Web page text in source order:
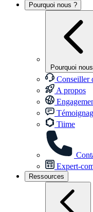
Pourquoi nous ?
Pourquoi
Conseiller
A propos
Tiime
Expert-
Ressources